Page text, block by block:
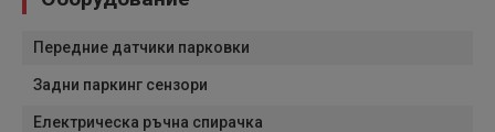
Передние датчики парковки
Задни паркинг сензори
Електрическа ръчна спирачка